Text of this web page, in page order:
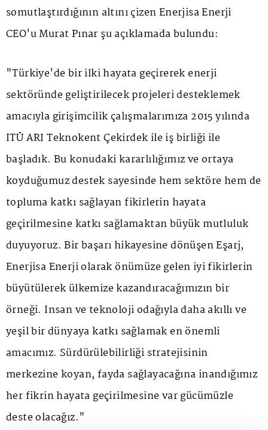
somutlaştırdığının altını çizen Enerjisa Enerji
CEO'u Murat Pınar şu açıklamada bulundu:
"Türkiye'de bir ilki hayata geçirerek enerji
sektöründe geliştirilecek projeleri desteklemek
amacıyla girişimcilik çalışmalarımıza 2015 yılında
İTÜ ARI Teknokent Çekirdek ile iş birliği ile
başladık. Bu konudaki kararlılığımız ve ortaya
koyduğumuz destek sayesinde hem sektöre hem de
topluma katkı sağlayan fikirlerin hayata
geçirilmesine katkı sağlamaktan büyük mutluluk
duyuyoruz. Bir başarı hikayesine dönüşen Eşarj,
Enerjisa Enerji olarak önümüze gelen iyi fikirlerin
büyütülerek ülkemize kazandıracağımızın bir
örneği. İnsan ve teknoloji odağıyla daha akıllı ve
yeşil bir dünyaya katkı sağlamak en önemli
amacımız. Sürdürülebilirliği stratejisinin
merkezine koyan, fayda sağlayacağına inandığımız
her fikrin hayata geçirilmesine var gücümüzle
deste olacağız."